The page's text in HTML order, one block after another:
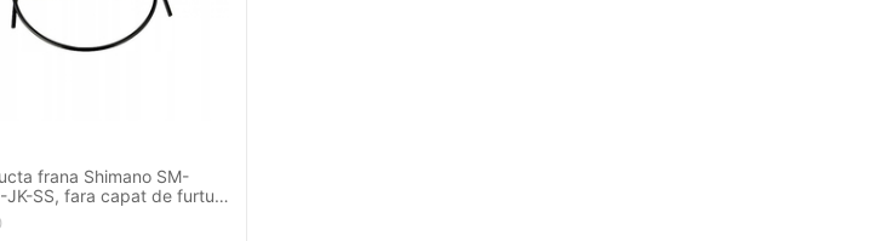
frana Shimano SM-
JK-SS, fara capat de furtun